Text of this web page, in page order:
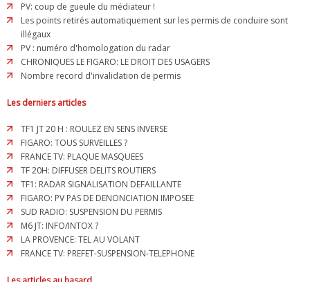
PV: coup de gueule du médiateur !
Les points retirés automatiquement sur les permis de conduire sont
illégaux
PV : numéro d'homologation du radar
CHRONIQUES LE FIGARO: LE DROIT DES USAGERS
Nombre record d'invalidation de permis
Les derniers articles
TF1 JT 20 H : ROULEZ EN SENS INVERSE
FIGARO: TOUS SURVEILLES ?
FRANCE TV: PLAQUE MASQUEES
TF 20H: DIFFUSER DELITS ROUTIERS
TF1: RADAR SIGNALISATION DEFAILLANTE
FIGARO: PV PAS DE DENONCIATION IMPOSEE
SUD RADIO: SUSPENSION DU PERMIS
M6 JT: INFO/INTOX ?
LA PROVENCE: TEL AU VOLANT
FRANCE TV: PREFET-SUSPENSION-TELEPHONE